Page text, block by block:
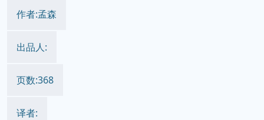
作者:孟森
出品人:
页数:368
译者: